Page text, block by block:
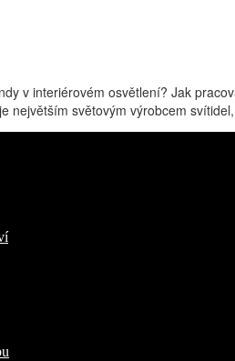
v interiérovém osvětlení? Jak
největším světovým výrobcem